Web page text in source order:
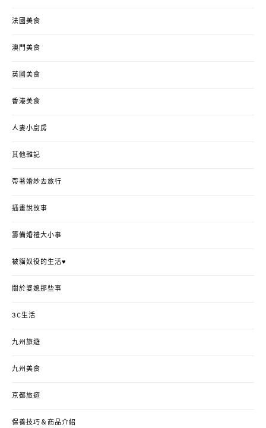
法國美食
澳門美食
英國美食
香港美食
人妻小廚房
其他雜記
帶著婚紗去旅行
插畫說故事
籌備婚禮大小事
被貓奴役的生活♥
關於婆媳那些事
3C生活
九州旅遊
九州美食
京都旅遊
保養技巧＆商品介紹